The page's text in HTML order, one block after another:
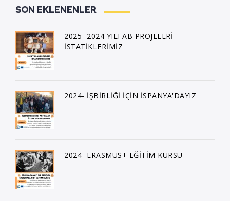
SON EKLENENLER
2025- 2024 YILI AB PROJELERİ
İSTATİKLERİMİZ
2024- İŞBİRLİĞİ İÇİN İSPANYA'DAYIZ
2024- ERASMUS+ EĞİTİM KURSU